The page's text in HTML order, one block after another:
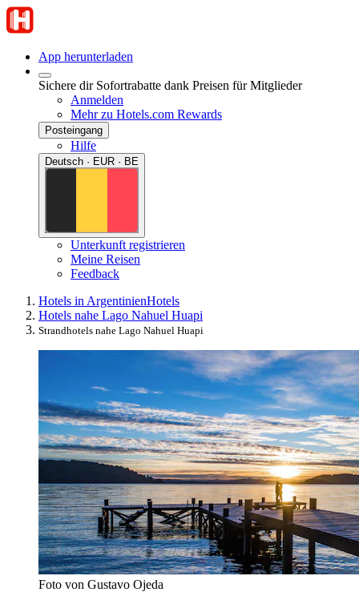
App herunterladen
Sichere dir Sofortrabatte dank Preisen für Mitglieder
Anmelden
Mehr zu Hotels.com Rewards
Posteingang
Hilfe
Deutsch · EUR · BE
Unterkunft registrieren
Meine Reisen
Feedback
Hotels in ArgentinienHotels
Hotels nahe Lago Nahuel Huapi
Strandhotels nahe Lago Nahuel Huapi
Foto von Gustavo Ojeda